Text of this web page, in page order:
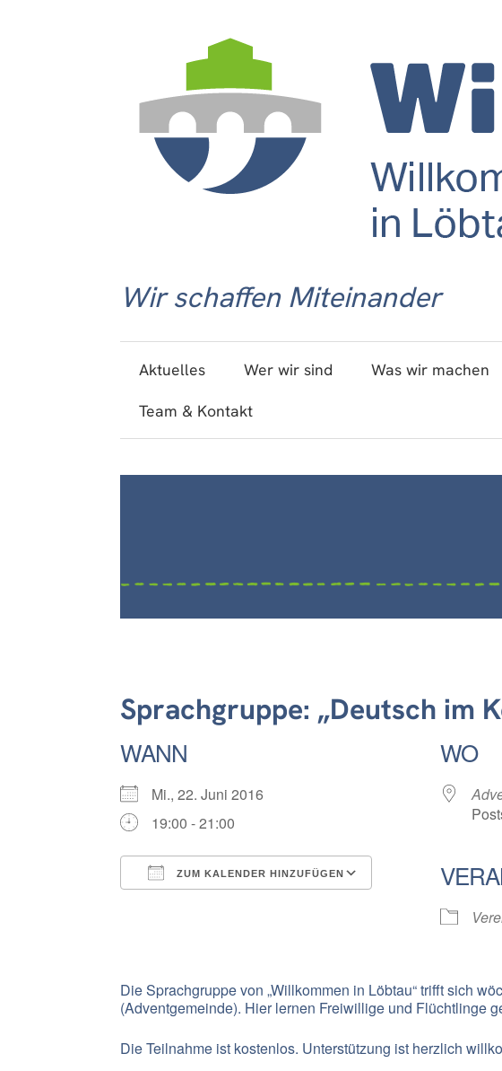
Wir schaffen Miteinander
Aktuelles Wer wir sind Was wir machen
Team & Kontakt
Sprachgruppe: „Deutsch im
WANN
Mi., 22. Juni 2016
19:00 - 21:00
ZUM KALENDER HINZUFÜGEN
Google Kalender
WO
Die Sprachgruppe von „Willkommen in Löbtau“ trifft sich
(Adventgemeinde). Hier lernen Freiwillige und Flüchtlinge
Die Teilnahme ist kostenlos. Unterstützung ist herzlich